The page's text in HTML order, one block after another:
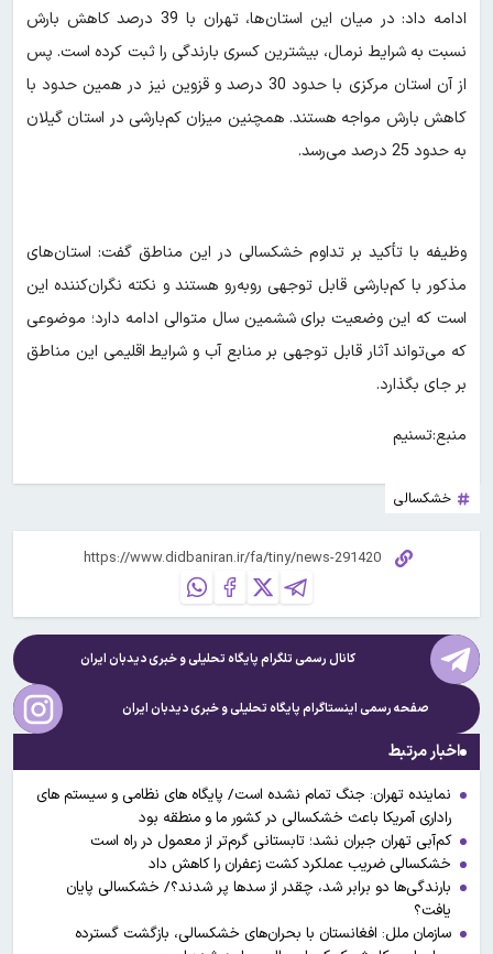
ادامه داد: در میان این استان‌ها، تهران با 39 درصد کاهش بارش
نسبت به شرایط نرمال، بیشترین کسری بارندگی را ثبت کرده است. پس
از آن استان مرکزی با حدود 30 درصد و قزوین نیز در همین حدود با
کاهش بارش مواجه هستند. همچنین میزان کم‌بارشی در استان گیلان
به حدود 25 درصد می‌رسد.
وظیفه با تأکید بر تداوم خشکسالی در این مناطق گفت: استان‌های
مذکور با کم‌بارشی قابل توجهی روبه‌رو هستند و نکته نگران‌کننده این
است که این وضعیت برای ششمین سال متوالی ادامه دارد؛ موضوعی
که می‌تواند آثار قابل توجهی بر منابع آب و شرایط اقلیمی این مناطق
بر جای بگذارد.
منبع:تسنیم
خشکسالی
کانال رسمی تلگرام پایگاه تحلیلی و خبریدیدبان ایران
صفحه رسمی اینستاگرام پایگاه تحلیلی و خبریدیدبان ایران
اخبار مرتبط
نماینده تهران: جنگ تمام نشده است/ پایگاه های نظامی و سیستم های
راداری آمریکا باعث خشکسالی در کشور ما و منطقه بود
کم‌آبی تهران جبران نشد؛ تابستانی گرم‌تر از معمول در راه است
خشکسالی ضریب عملکرد کشت زعفران را کاهش داد
بارندگی‌ها دو برابر شد، چقدر از سدها پر شدند؟/ خشکسالی پایان
یافت؟
سازمان ملل: افغانستان با بحران‌های خشکسالی، بازگشت گسترده